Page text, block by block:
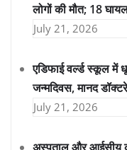
लोगों की मौत; 18
July 21, 2026
एडिफाई वर्ल्ड स्कूल में
जन्मदिवस, मानद
July 21, 2026